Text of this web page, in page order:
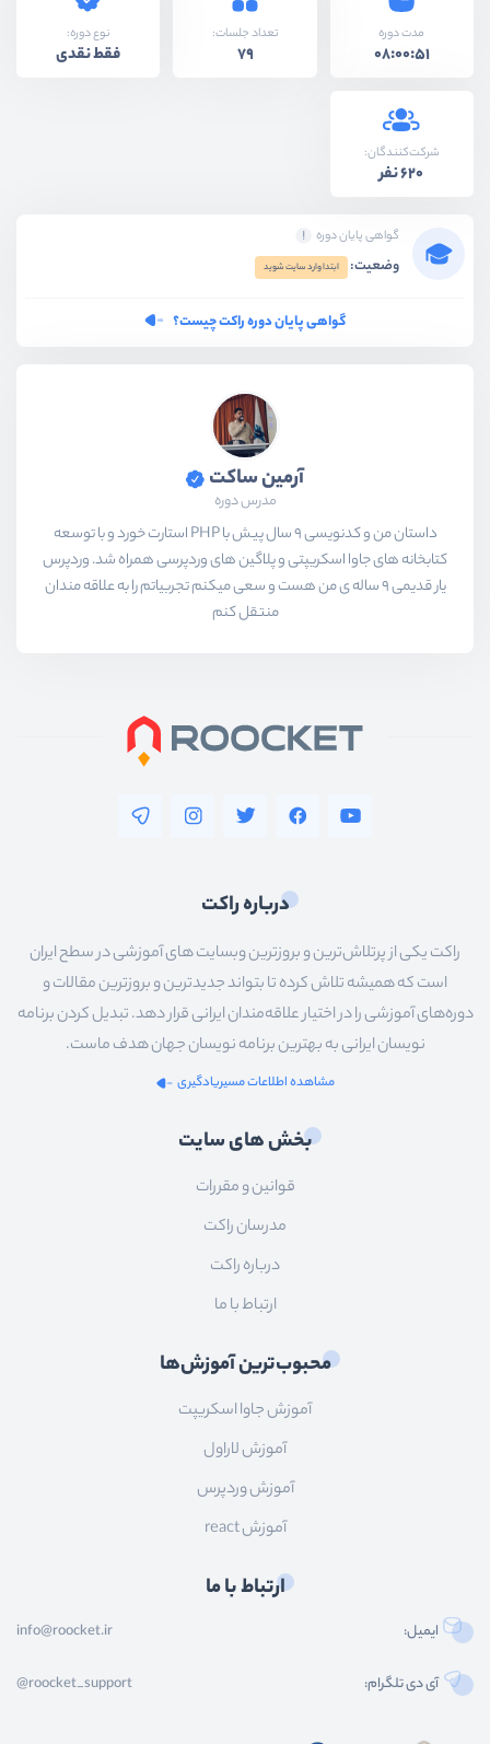
مدت دوره
08:00:51
تعداد جلسات:
79
نوع دوره:
فقط نقدی
شرکت‌کنندگان:
620 نفر
گواهی پایان دوره
وضعیت: ابتدا وارد سایت شوید
گواهی پایان دوره راکت چیست؟
آرمین ساکت
مدرس دوره
داستان من و کدنویسی 9 سال پیش با PHP استارت خورد و با توسعه
کتابخانه های جاوا اسکریپتی و پلاگین های وردپرسی همراه شد. وردپرس
یار قدیمی 9 ساله ی من هست و سعی میکنم تجربیاتم را به علاقه مندان
منتقل کنم
درباره راکت
راکت یکی از پرتلاش‌ترین و بروزترین وبسایت های آموزشی در سطح ایران
است که همیشه تلاش کرده تا بتواند جدیدترین و بروزترین مقالات و
دوره‌های آموزشی را در اختیار علاقه‌مندان ایرانی قرار دهد. تبدیل کردن برنامه
نویسان ایرانی به بهترین برنامه نویسان جهان هدف ماست.
مشاهده اطلاعات مسیریادگیری
بخش های سایت
قوانین و مقررات
مدرسان راکت
درباره راکت
ارتباط با ما
محبوب‌ترین آموزش‌ها
آموزش جاوا اسکریپت
آموزش لاراول
آموزش وردپرس
آموزش react
ارتباط با ما
ایمیل: info@roocket.ir
آی دی تلگرام: @roocket_support